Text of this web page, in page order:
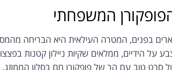
המשפחתי
בפנים, המטרה העילאית היא הבריחה
על הידיים, ממלאים שקיות ניילון קטנות
טוב עם הר של פופקורן חם בסלון הממוזג.